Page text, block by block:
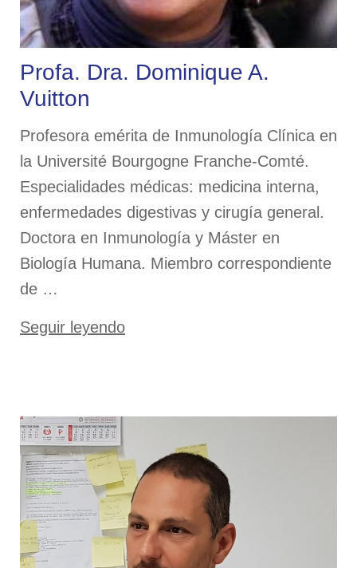
DOCUMENTACIÓN
POSTERS
DIFUSIÓN
AGRADECIMIENTOS
Profa. Dra. Dominique A.
Vuitton
Profesora emérita de Inmunología Clínica en
la Université Bourgogne Franche-Comté.
Especialidades médicas: medicina interna,
enfermedades digestivas y cirugía general.
Doctora en Inmunología y Máster en
Biología Humana. Miembro correspondiente
de …
Seguir leyendo«Profa.